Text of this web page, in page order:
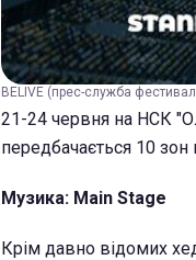
BELIVE (прес-служба
21-24 червня на НСК
передбачається 10
Музика: Main Stage
Крім давно відомих